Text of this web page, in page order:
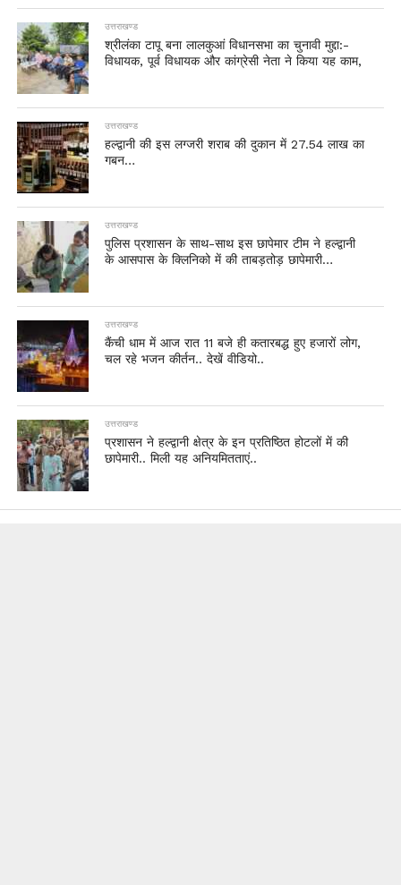
उत्तराखण्ड
श्रीलंका टापू बना लालकुआं विधानसभा का चुनावी मुद्दा:-
विधायक, पूर्व विधायक और कांग्रेसी नेता ने किया यह काम,
उत्तराखण्ड
हल्द्वानी की इस लग्जरी शराब की दुकान में 27.54 लाख का
गबन…
उत्तराखण्ड
पुलिस प्रशासन के साथ-साथ इस छापेमार टीम ने हल्द्वानी
के आसपास के क्लिनिको में की ताबड़तोड़ छापेमारी…
उत्तराखण्ड
कैंची धाम में आज रात 11 बजे ही कतारबद्ध हुए हजारों लोग,
चल रहे भजन कीर्तन.. देखें वीडियो..
उत्तराखण्ड
प्रशासन ने हल्द्वानी क्षेत्र के इन प्रतिष्ठित होटलों में की
छापेमारी.. मिली यह अनियमितताएं..